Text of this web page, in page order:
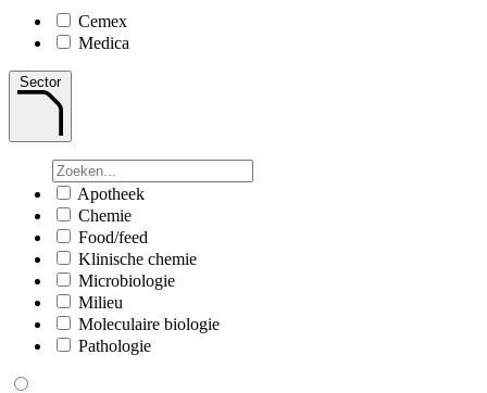
Cemex
Medica
Sector
Apotheek
Chemie
Food/feed
Klinische chemie
Microbiologie
Milieu
Moleculaire biologie
Pathologie